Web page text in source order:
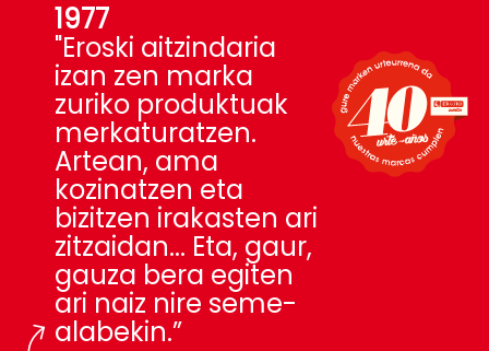
1977
"Eroski aitzindaria
izan zen marka
zuriko produktuak
merkaturatzen.
Artean, ama
kozinatzen eta
bizitzen irakasten ari
zitzaidan... Eta, gaur,
gauza bera egiten
ari naiz nire seme-
alabekin.”